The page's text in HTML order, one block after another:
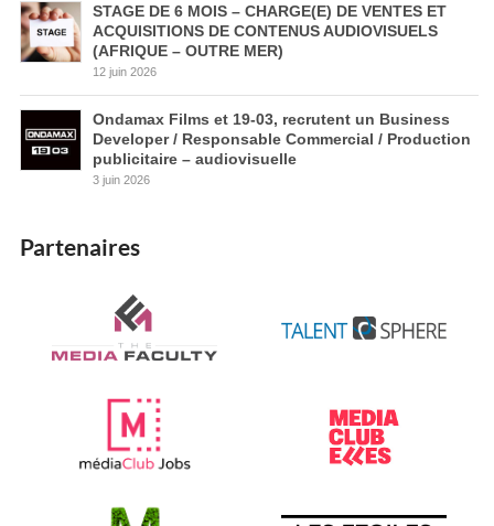
STAGE DE 6 MOIS – CHARGE(E) DE VENTES ET
ACQUISITIONS DE CONTENUS AUDIOVISUELS
(AFRIQUE – OUTRE MER)
12 juin 2026
Ondamax Films et 19-03, recrutent un Business
Developer / Responsable Commercial / Production
publicitaire – audiovisuelle
3 juin 2026
Partenaires